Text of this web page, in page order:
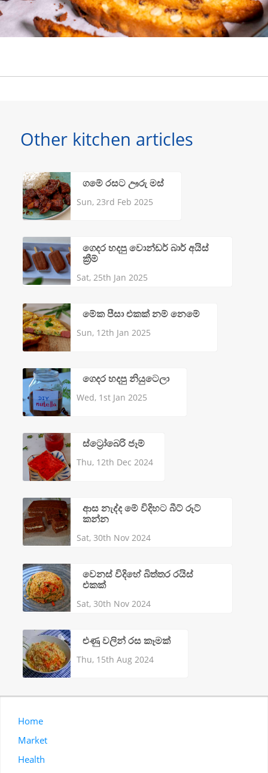
Other kitchen articles
ගමේ රසට ඌරු මස්
Sun, 23rd Feb 2025
ගෙදර හදපු වොන්ඩර් බාර් අයිස්
ක්‍රීම්
Sat, 25th Jan 2025
මේක පීසා එකක් නම් නෙමේ
Sun, 12th Jan 2025
ගෙදර හදපු නියුටෙලා
Wed, 1st Jan 2025
ස්ට්‍රෝබෙරි ජෑම්
Thu, 12th Dec 2024
ආස නැද්ද මේ විදිහට බීට් රූට්
කන්න
Sat, 30th Nov 2024
වෙනස් විදිහේ බිත්තර රයිස්
එකක්
Sat, 30th Nov 2024
ළුණු වලින් රස කෑමක්
Thu, 15th Aug 2024
Home
Market
Health